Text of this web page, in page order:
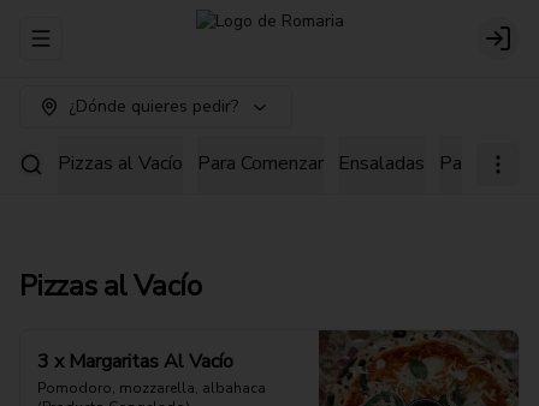
Abrir menu de navegación Login
¿Dónde quieres pedir?
Pizzas al Vacío Para Comenzar Ensaladas Pastas
Pizzas al Vacío
3 x Margaritas Al Vacío
Pomodoro, mozzarella, albahaca